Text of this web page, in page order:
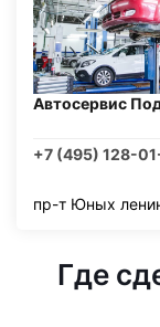
Автосервис
+7 (495) 128-
пр-т Юных
Где